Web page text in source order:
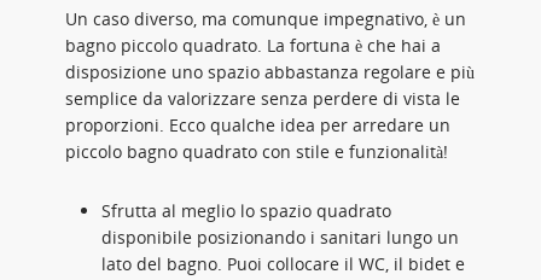
Un caso diverso, ma comunque impegnativo, è un
bagno piccolo quadrato. La fortuna è che hai a
disposizione uno spazio abbastanza regolare e più
semplice da valorizzare senza perdere di vista le
proporzioni. Ecco qualche idea per arredare un
piccolo bagno quadrato con stile e funzionalità!
Sfrutta al meglio lo spazio quadrato
disponibile posizionando i sanitari lungo un
lato del bagno. Puoi collocare il WC, il bidet e